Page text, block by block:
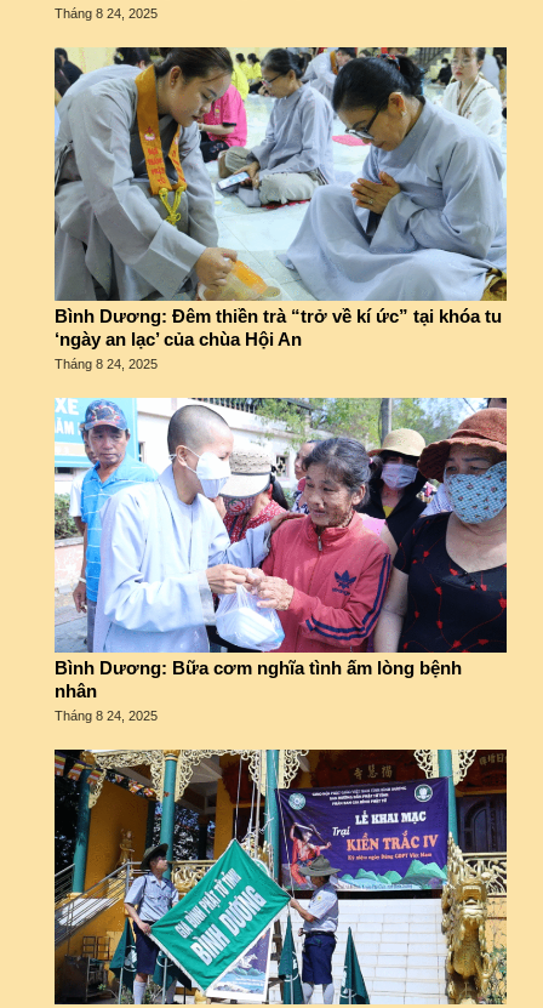
Tháng 8 24, 2025
Bình Dương: Đêm thiền trà “trở về kí ức” tại khóa tu
‘ngày an lạc’ của chùa Hội An
Tháng 8 24, 2025
Bình Dương: Bữa cơm nghĩa tình ấm lòng bệnh
nhân
Tháng 8 24, 2025